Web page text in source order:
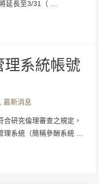
延長至3/31（ …
理系統帳號
,最新消息
研究倫理審查之規定，
理系統（簡稱參酬系統 …